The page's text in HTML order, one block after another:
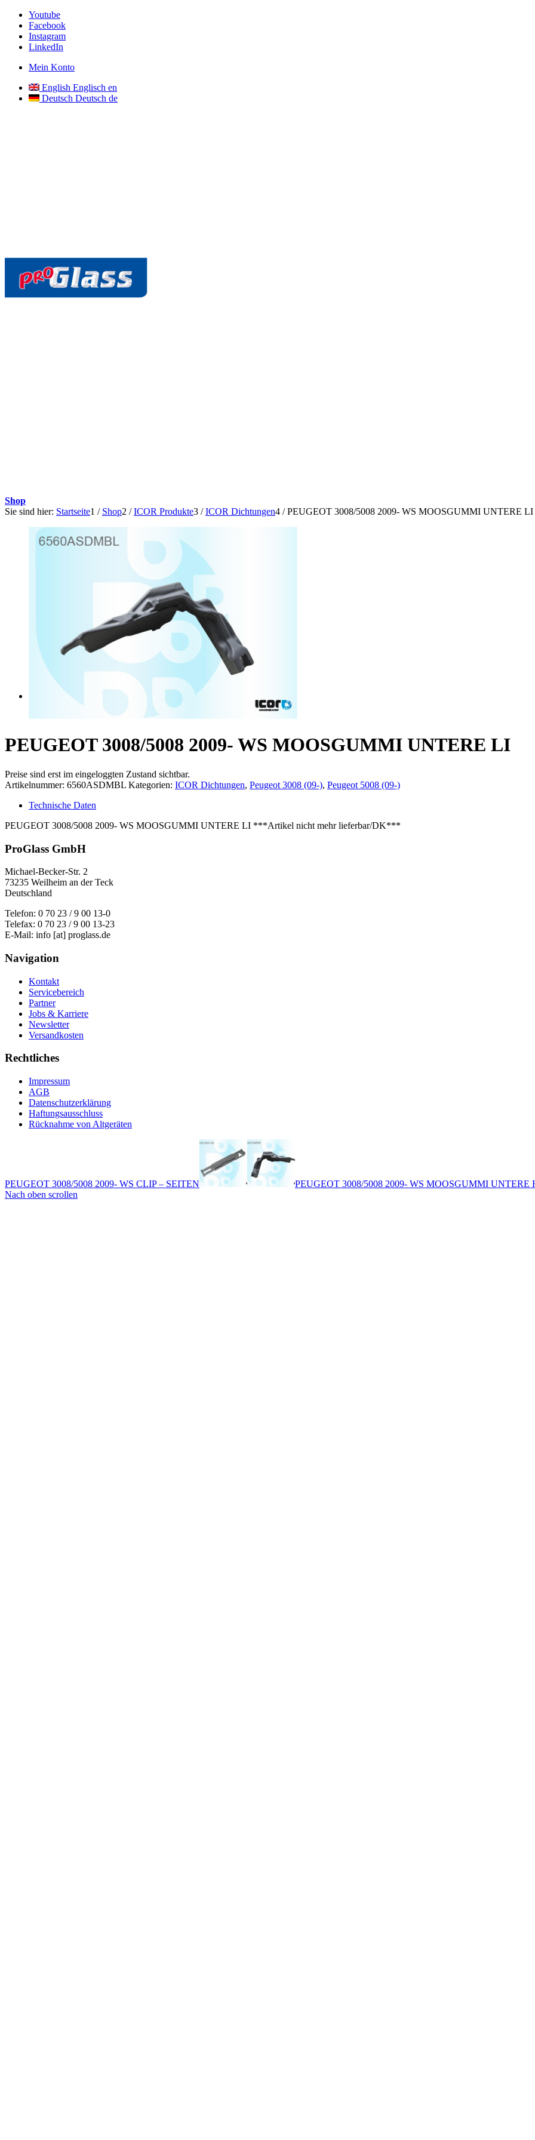
Youtube
Facebook
Instagram
LinkedIn
Mein Konto
English Englisch en
Deutsch Deutsch de
Shop
Sie sind hier: Startseite1 / Shop2 / ICOR Produkte3 / ICOR Dichtungen4 / PEUGEOT 3008/5008 2009- WS MOOSGUMMI UNTERE LI
PEUGEOT 3008/5008 2009- WS MOOSGUMMI UNTERE LI
Preise sind erst im eingeloggten Zustand sichtbar.
Artikelnummer: 6560ASDMBL Kategorien: ICOR Dichtungen, Peugeot 3008 (09-), Peugeot 5008 (09-)
Technische Daten
PEUGEOT 3008/5008 2009- WS MOOSGUMMI UNTERE LI ***Artikel nicht mehr lieferbar/DK***
ProGlass GmbH
Michael-Becker-Str. 2
73235 Weilheim an der Teck
Deutschland
Telefon: 0 70 23 / 9 00 13-0
Telefax: 0 70 23 / 9 00 13-23
E-Mail: info [at] proglass.de
Navigation
Kontakt
Servicebereich
Partner
Jobs & Karriere
Newsletter
Versandkosten
Rechtliches
Impressum
AGB
Datenschutzerklärung
Haftungsausschluss
Rücknahme von Altgeräten
PEUGEOT 3008/5008 2009- WS CLIP – SEITEN
PEUGEOT 3008/5008 2009- WS MOOSGUMMI UNTERE
Nach oben scrollen